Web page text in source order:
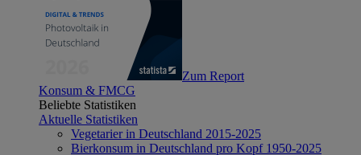
Zum Report
Konsum & FMCG
Beliebte Statistiken
Aktuelle Statistiken
Vegetarier in Deutschland 2015-2025
Bierkonsum in Deutschland pro Kopf 1950-2025